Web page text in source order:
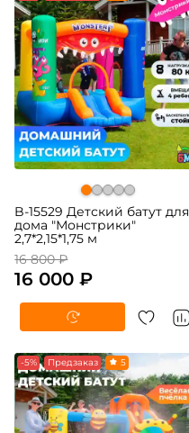
B-15529 Детский батут для
дома "Монстрики"
2,7*2,15*1,75 м
16 800 ₽
16 000 ₽
-5% Предзаказ 5